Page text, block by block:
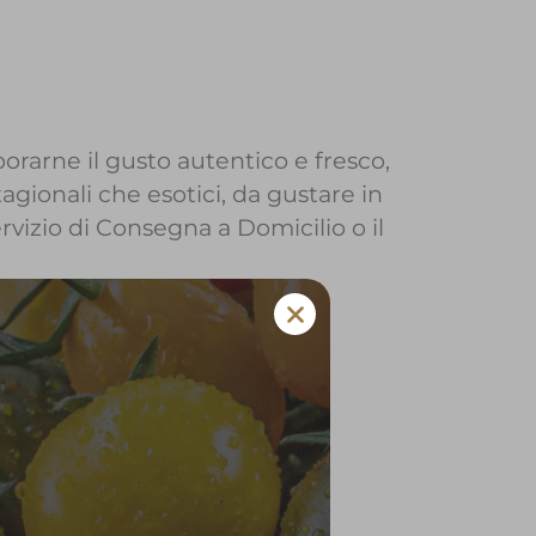
il gusto autentico e fresco,
che esotici, da gustare in
di Consegna a Domicilio o il
Franciacorta